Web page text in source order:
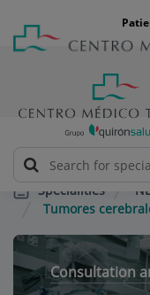
content
Specialities
Tumores
Consultation